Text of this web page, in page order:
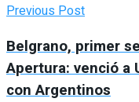
Previous Post
Belgrano, primer
Apertura: venció a
con Argentinos